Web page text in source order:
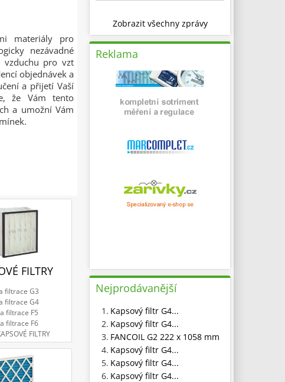
materiály pro
nezávadné
vzduchu pro vzt
objednávek a
a přijetí Vaší
že Vám tento
a umožní Vám
FILTRY
filtrace G3
filtrace G4
filtrace F5
filtrace F6
FILTRY
Zobrazit všechny zprávy
Reklama
Nejprodávanější
1. Kapsový filtr G4...
2. Kapsový filtr G4...
3. FANCOIL G2 222 x 1058 mm
4. Kapsový filtr G4...
5. Kapsový filtr G4...
6. Kapsový filtr G4...